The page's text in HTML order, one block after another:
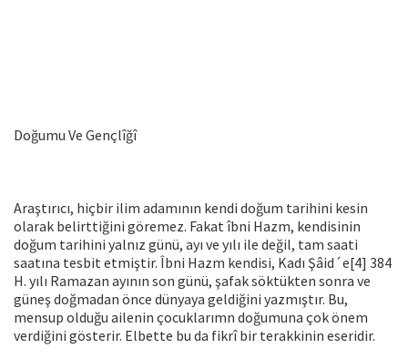
Doğumu Ve Gençlîğî
Araştırıcı, hiçbir ilim adamının kendi doğum tarihini kesin
ola­rak belirttiğini göremez. Fakat îbni Hazm, kendisinin
doğum tari­hini yalnız günü, ayı ve yılı ile değil, tam saati
saatına tesbit etmiş­tir. Îbni Hazm kendisi, Kadı Şâid´e[4] 384
H. yılı Ramazan ayının son günü, şafak söktükten sonra ve
güneş doğmadan önce dünyaya gel­diğini yazmıştır. Bu,
mensup olduğu ailenin çocuklarımn doğumu­na çok önem
verdiğini gösterir. Elbette bu da fikrî bir terakkinin eseridir.